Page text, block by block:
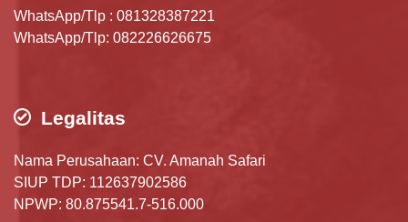
WhatsApp/Tlp : 081328387221
WhatsApp/Tlp: 082226626675
Legalitas
Nama Perusahaan: CV. Amanah Safari
SIUP TDP: 112637902586
NPWP: 80.875541.7-516.000